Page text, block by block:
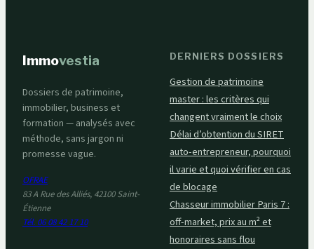
Immovestia
Dossiers de patrimoine,
immobilier, business et
formation — analysés avec
méthode, sans jargon ni
promesse vague.
OFRAE
83 A Rue des Alliés, 42100 Saint-
Étienne
Tél. 06 08 42 17 10
DERNIERS DOSSIERS
Gestion de patrimoine
master : les critères qui
changent vraiment le choix
Délai d’obtention du SIRET
auto-entrepreneur, pourquoi
il varie et quoi vérifier en cas
de blocage
Chasseur immobilier Paris 7 :
off-market, prix au m² et
honoraires sans flou